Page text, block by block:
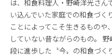
は、和食料理人・野崎洋光さん
い込んでいた家庭での和食づく
ことによってこそ生きるもの
していない昔ながらのもの。
段に進歩した〝今〟の和食づく